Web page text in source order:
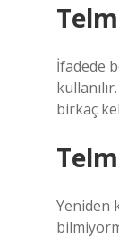
İfadede
birkaç
Yeniden